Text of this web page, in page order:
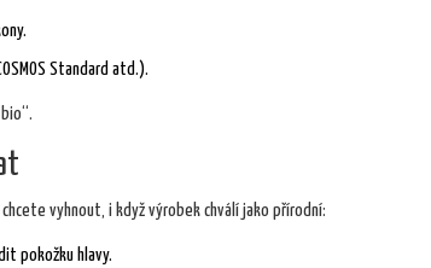
Standard atd.).
vyhnout, i když výrobek chválí jako přírodní:
pokožku hlavy.